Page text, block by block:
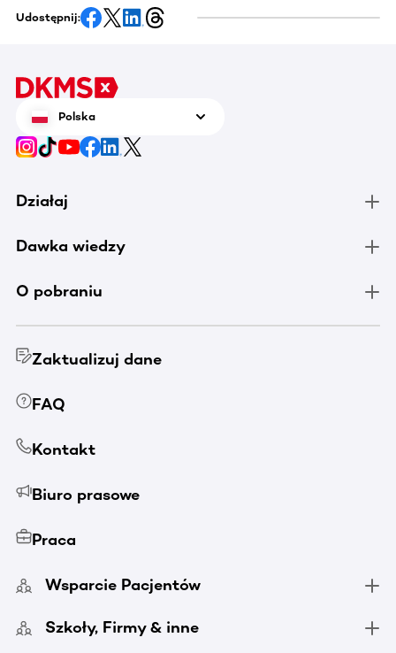
Udostępnij:
Polska
Działaj
Dawka wiedzy
O pobraniu
Zaktualizuj dane
FAQ
Kontakt
Biuro prasowe
Praca
Wsparcie Pacjentów
Szkoły, Firmy & inne